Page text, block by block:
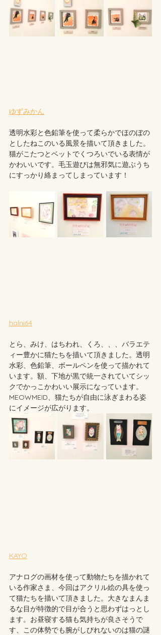
ゆずみかん
透明水彩と色鉛筆を使って柔らかでほのぼの
としたねこのいる風景を描いて頂きました。
猫がこたつとベットでくつろいでいる表情が
かわいいです。毛玉遊びは無邪気に遊ぶうち
にすっかり絡まってしまっています！
halni64
とら、みけ、はちわれ、くろ、、、バラエテ
ィー豊かに猫たちを描いて頂きました。透明
水彩、色鉛筆、ボールペンを使って描かれて
います。額、下地が黒で統一されていてシッ
クでかっこかわいい展示になっています。
MEOWMEID、猫たちが自由に泳ぎまわる姿
にイメージが広がります。
KAYO
アナログの画材を使って動物たちを描かれて
いる作家さま、今回はアクリル絵の具を使っ
て猫たちを描いて頂きました。大きなまんま
るな目が特徴的で目が合うと思わずはっとし
ます。お昼寝する猫も気持ちが良さそうで
す、この体勢でも腕がしびれないのは猫の謎